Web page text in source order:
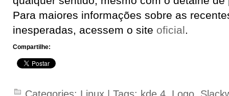
Para maiores informações sobre as
inesperadas, acessem o site oficial.
Compartilhe: